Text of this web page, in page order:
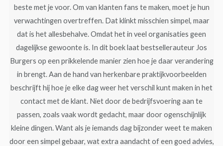
beste met je voor. Om van klanten fans te maken, moet je hun
verwachtingen overtreffen. Dat klinkt misschien simpel, maar
dat is het allesbehalve. Omdat het in veel organisaties geen
dagelijkse gewoonte is. In dit boek laat bestsellerauteur Jos
Burgers op een prikkelende manier zien hoe je daar verandering
in brengt. Aan de hand van herkenbare praktijkvoorbeelden
beschrijft hij hoe je elke dag weer het verschil kunt maken in het
contact met de klant. Niet door de bedrijfsvoering aan te
passen, zoals vaak wordt gedacht, maar door ogenschijnlijk
kleine dingen. Want als je iemands dag bijzonder weet te maken
door een simpel gebaar, wat extra aandacht of een goed advies,